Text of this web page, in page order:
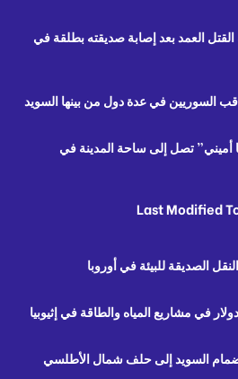
العمد بعد إصابة صديقته بطلقة في
السوريين في عدة دول من بينها السويد
تصل إلى ساحة المدينة في
Last Modified
الصديقة للبيئة في أوروبا
السويد إلى حلف شمال الأطلسي